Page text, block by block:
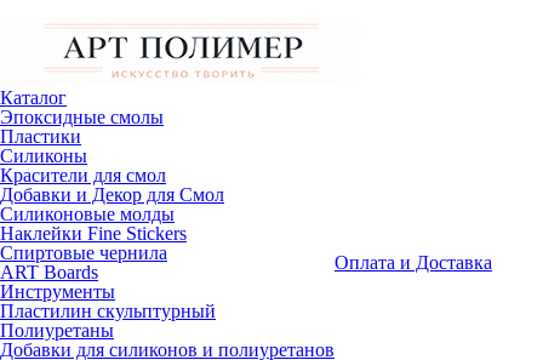
Каталог
Эпоксидные смолы
Пластики
Силиконы
Красители для смол
Добавки и Декор для Смол
Силиконовые молды
Наклейки Fine Stickers
Спиртовые чернила
ART Boards
Инструменты
Пластилин скульптурный
Полиуретаны
Добавки для силиконов и полиуретанов
Оплата и Доставка